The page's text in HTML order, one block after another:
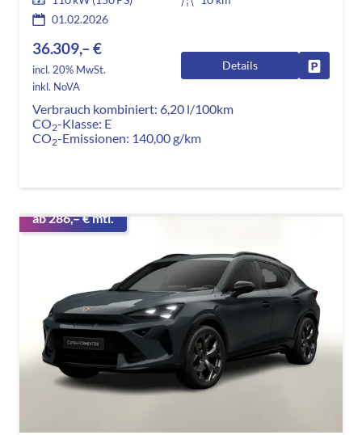
01.02.2026
36.309,– €
incl. 20% MwSt.
inkl. NoVA
Details
Verbrauch kombiniert: 6,20 l/100km
CO2-Klasse: E
CO2-Emissionen: 140,00 g/km
ab 286,– € mtl.